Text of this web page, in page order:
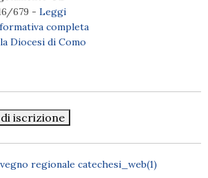
679 - Leggi
completa
Diocesi di Como
regionale catechesi_web(1)